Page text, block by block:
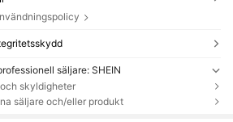
säljare: SHEIN
skyldigheter
säljare och/eller produkt